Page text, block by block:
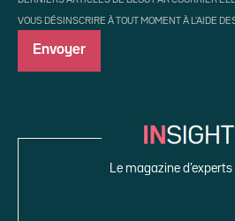
VOUS DÉSINSCRIRE À TOUT MOMENT À L'AIDE
Le magazine